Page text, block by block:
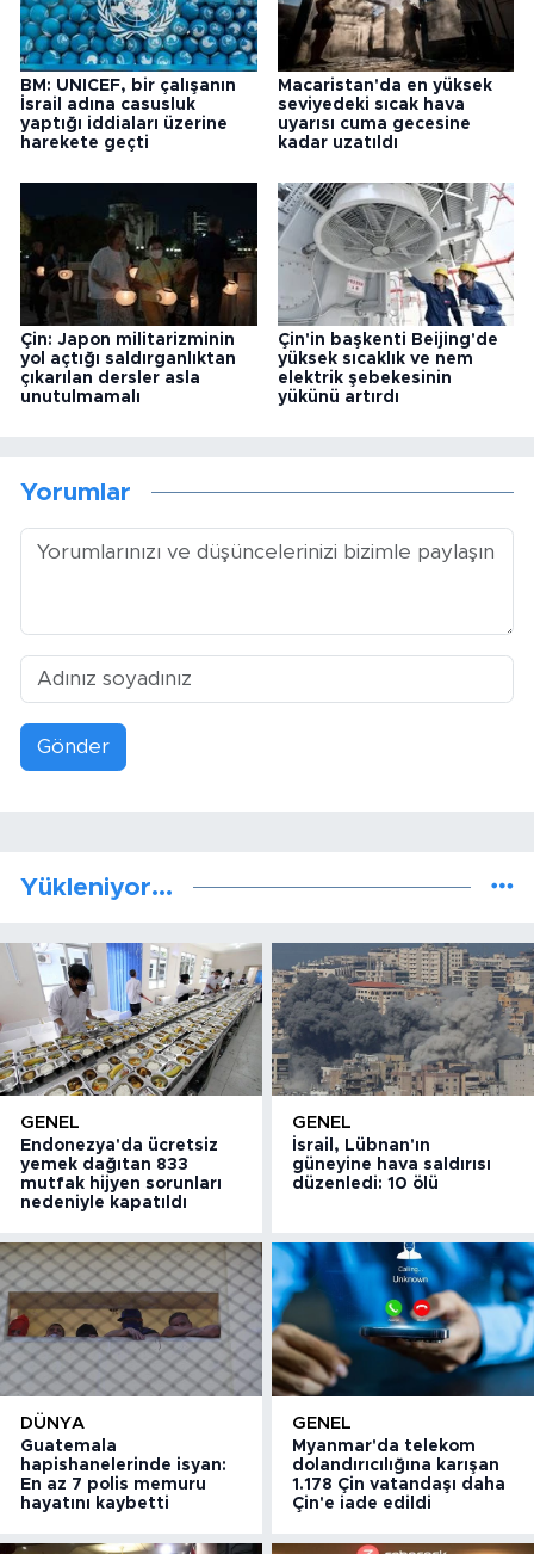
BM: UNICEF, bir çalışanın
İsrail adına casusluk
yaptığı iddiaları üzerine
harekete geçti
Macaristan'da en yüksek
seviyedeki sıcak hava
uyarısı cuma gecesine
kadar uzatıldı
Çin: Japon militarizminin
yol açtığı saldırganlıktan
çıkarılan dersler asla
unutulmamalı
Çin'in başkenti Beijing'de
yüksek sıcaklık ve nem
elektrik şebekesinin
yükünü artırdı
Yorumlar
Gönder
Yükleniyor...
GENEL
Endonezya'da ücretsiz
yemek dağıtan 833
mutfak hijyen sorunları
nedeniyle kapatıldı
GENEL
İsrail, Lübnan'ın
güneyine hava saldırısı
düzenledi: 10 ölü
DÜNYA
Guatemala
hapishanelerinde isyan:
En az 7 polis memuru
hayatını kaybetti
GENEL
Myanmar'da telekom
dolandırıcılığına karışan
1.178 Çin vatandaşı daha
Çin'e iade edildi